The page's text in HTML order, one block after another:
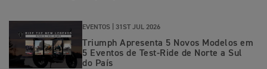
EVENTOS | 31ST JUL 2026
Triumph Apresenta 5 Novos Modelos em
5 Eventos de Test-Ride de Norte a Sul
do País